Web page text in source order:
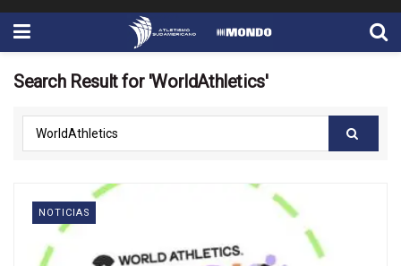
Search Result for 'WorldAthletics'
NOTICIAS